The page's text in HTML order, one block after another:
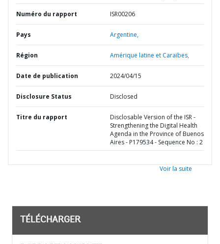
Numéro du rapport ISR00206
Pays Argentine,
Région Amérique latine et Caraïbes,
Date de publication 2024/04/15
Disclosure Status Disclosed
Titre du rapport
Disclosable Version of the ISR -
Strengthening the Digital Health
Agenda in the Province of Buenos
Aires - P179534 - Sequence No : 2
Voir la suite
TÉLÉCHARGER